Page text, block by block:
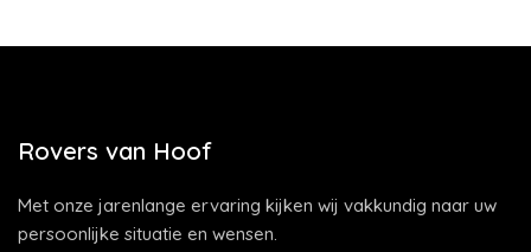
Rovers van Hoof
Met onze jarenlange ervaring kijken wij vakkundig naar uw
persoonlijke situatie en wensen.